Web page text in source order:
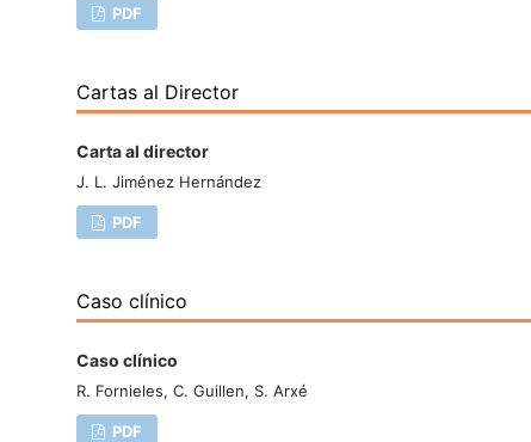
PDF
Cartas al Director
Carta al director
J. L. Jiménez Hernández
PDF
Caso clínico
Caso clínico
R. Fornieles, C. Guillen, S. Arxé
PDF